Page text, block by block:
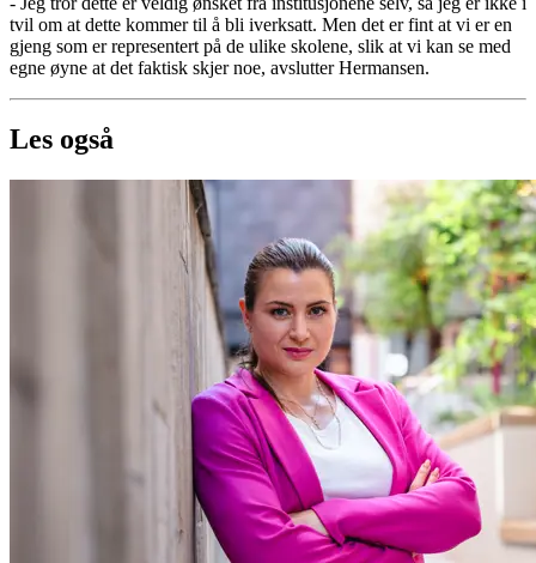
tvil om at dette kommer til å bli iverksatt. Men det er fint at vi er en
gjeng som er representert på de ulike skolene, slik at vi kan se med
egne øyne at det faktisk skjer noe, avslutter Hermansen.
Les også